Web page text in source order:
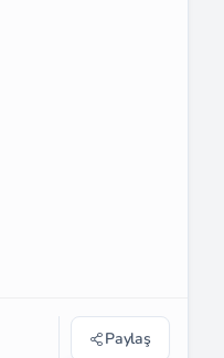
Paylaş